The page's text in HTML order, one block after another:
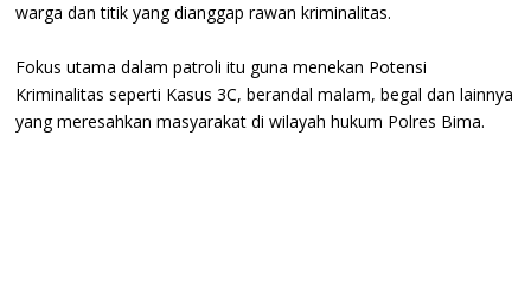
warga dan titik yang dianggap rawan kriminalitas.
Fokus utama dalam patroli itu guna menekan Potensi
Kriminalitas seperti Kasus 3C, berandal malam, begal dan lainnya
yang meresahkan masyarakat di wilayah hukum Polres Bima.